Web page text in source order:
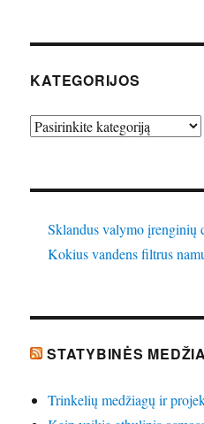
KATEGORIJOS
Kategorijos
Sklandus valymo įrenginių
Kokius vandens filtrus
STATYBINĖS
Trinkelių medžiagų ir